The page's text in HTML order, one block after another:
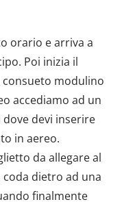
orario e arriva a
Poi inizia il
consueto modulino
accediamo ad un
devi inserire
in aereo.
da allegare al
dietro ad una
finalmente